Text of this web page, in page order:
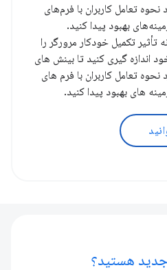
تعامل کاربران با فرم‌های
بهبود پیدا کنید.
تأثیر تکمیل خودکار مرورگر را
اندازه گیری کنید تا بینش های
تعامل کاربران با فرم های
های بهبود پیدا کنید.